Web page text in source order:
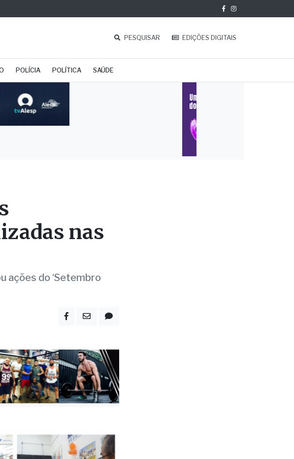
PESQUISAR EDIÇÕES DIGITAIS
POLÍCIA POLÍTICA SAÚDE
nas
ações do ‘Setembro